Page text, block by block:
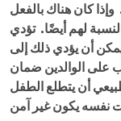
كان هناك بالفعل
لهم أيضًا. تؤدي
أن يؤدي ذلك إلى
على الوالدين ضمان
أن يتطلع الطفل